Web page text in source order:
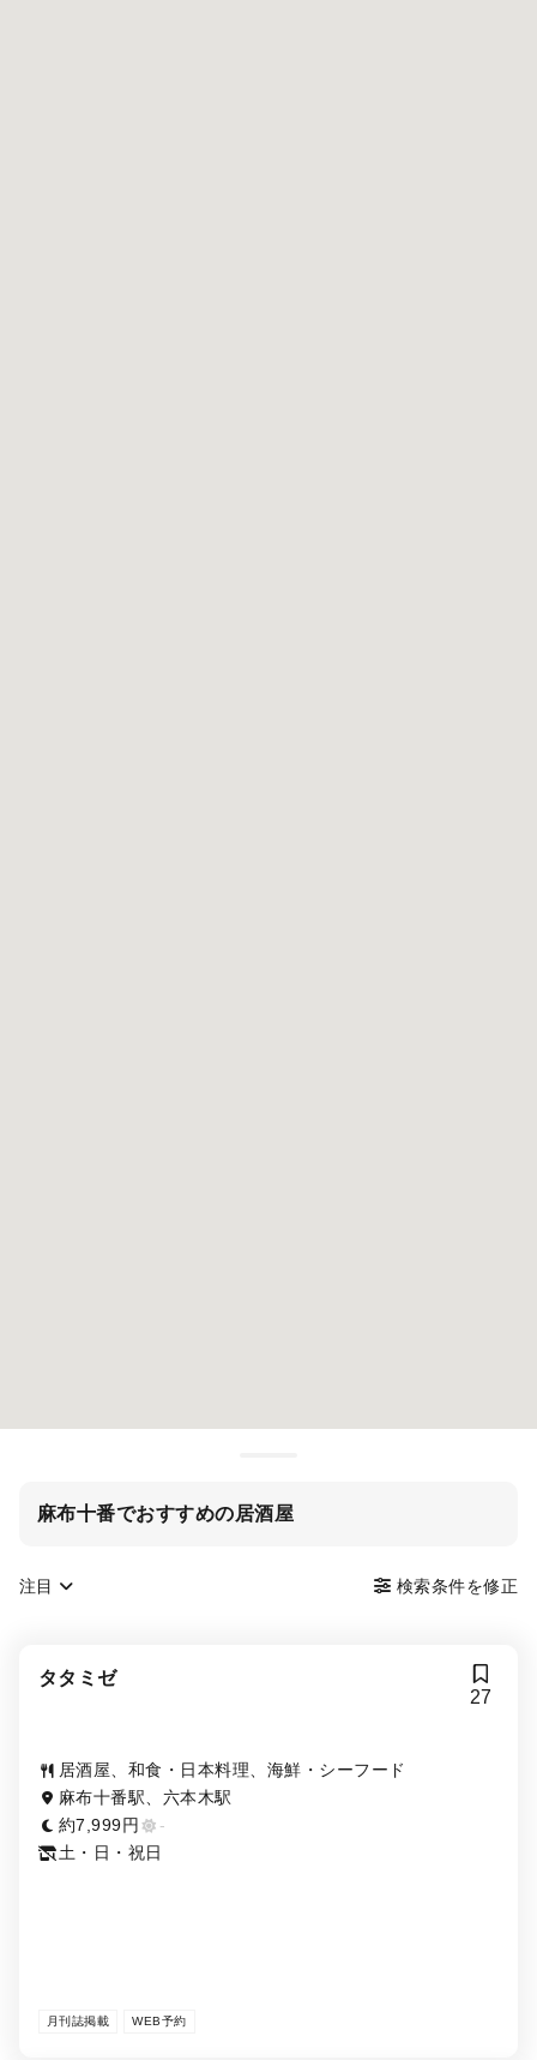
麻布十番でおすすめの居酒屋
注目 検索条件を修正
タタミゼ
27
居酒屋、和食・日本料理、海鮮・シーフード
麻布十番駅、六本木駅
約7,999円
-
土・日・祝日
月刊誌掲載 WEB予約